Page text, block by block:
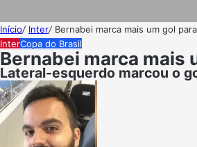
Início/ Inter/ Bernabei marca mais um gol
InterCopa do Brasil
Bernabei marca mais
Lateral-esquerdo marcou o